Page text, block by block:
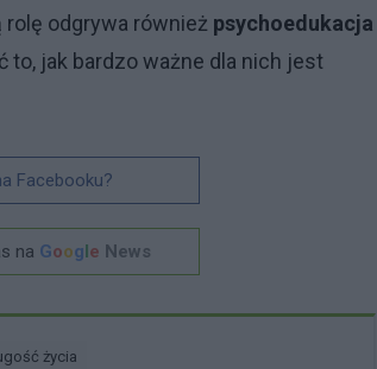
odgrywa również psychoedukacja
jak bardzo ważne dla nich jest
Facebooku?
na Google News
życia